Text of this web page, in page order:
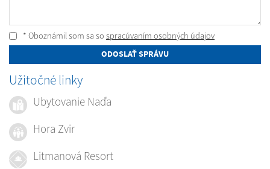
* Oboznámil som sa so spracúvaním osobných údajov
ODOSLAŤ SPRÁVU
Užitočné linky
Ubytovanie Naďa
Hora Zvir
Litmanová Resort